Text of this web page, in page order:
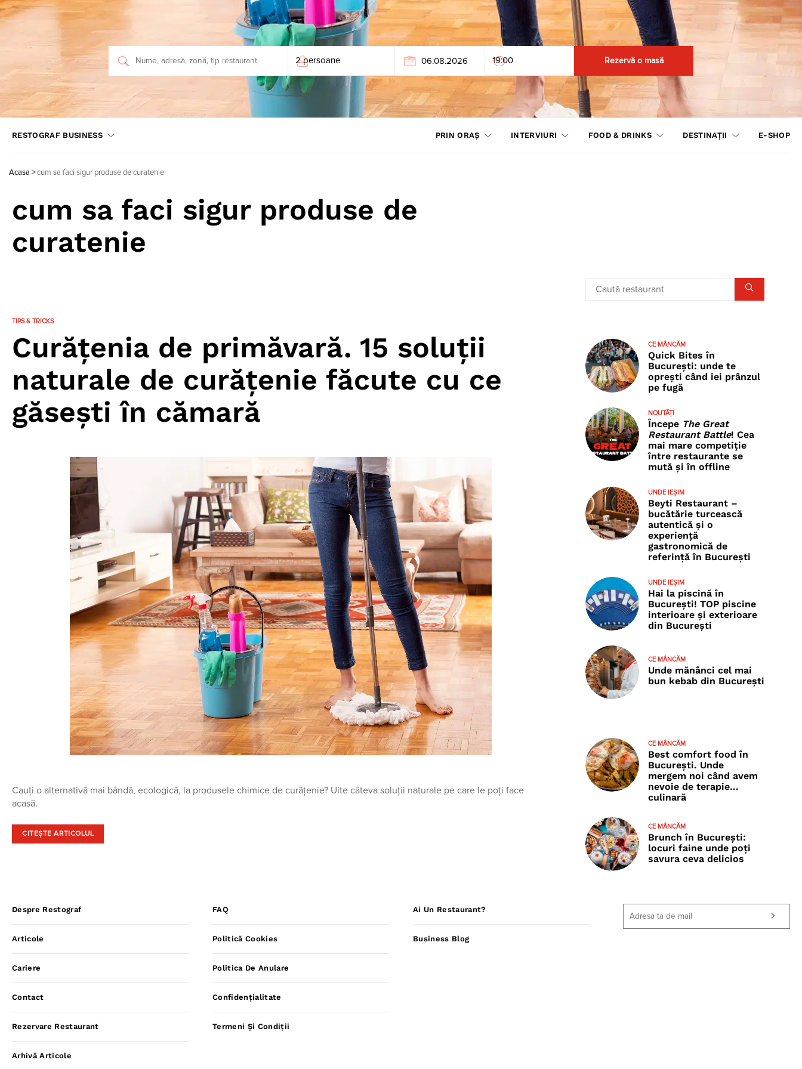
Rezervă o masă
RESTOGRAF BUSINESS PRIN ORAȘ INTERVIURI FOOD & DRINKS DESTINAȚII E-SHOP
Acasa >cum sa faci sigur produse de curatenie
cum sa faci sigur produse de
curatenie
TIPS & TRICKS
Curățenia de primăvară. 15 soluții
naturale de curățenie făcute cu ce
găsești în cămară
Cauți o alternativă mai bândă, ecologică, la produsele chimice de curățenie? Uite câteva soluții naturale pe care le poți face
acasă.
CITEȘTE ARTICOLUL
CE MÂNCĂM
Quick Bites în
București: unde te
oprești când iei prânzul
pe fugă
NOUTĂȚI
Începe The Great
Restaurant Battle! Cea
mai mare competiție
între restaurante se
mută și în offline
UNDE IEȘIM
Beyti Restaurant –
bucătărie turcească
autentică și o
experiență
gastronomică de
referință în București
UNDE IEȘIM
Hai la piscină în
București! TOP piscine
interioare și exterioare
din București
CE MÂNCĂM
Unde mănânci cel mai
bun kebab din București
CE MÂNCĂM
Best comfort food în
București. Unde
mergem noi când avem
nevoie de terapie…
culinară
CE MÂNCĂM
Brunch în București:
locuri faine unde poţi
savura ceva delicios
Despre Restograf
Articole
Cariere
Contact
Rezervare Restaurant
Arhivă Articole
FAQ
Politică Cookies
Politica De Anulare
Confidențialitate
Termeni Și Condiții
Ai Un Restaurant?
Business Blog